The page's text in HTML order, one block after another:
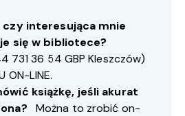
interesująca mnie
się w bibliotece?
731 36 54 GBP Kleszczów)
ON-LINE.
książkę, jeśli akurat
Można to zrobić on-